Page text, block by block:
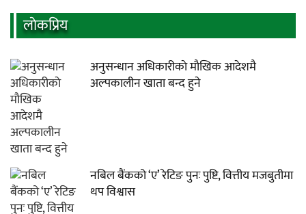
लाेकप्रिय
अनुसन्धान अधिकारीकाे माैखिक आदेशमै
अल्पकालीन खाता बन्द हुने
नबिल बैंकको ‘ए’ रेटिङ पुनः पुष्टि, वित्तीय मजबुतीमा
थप विश्वास